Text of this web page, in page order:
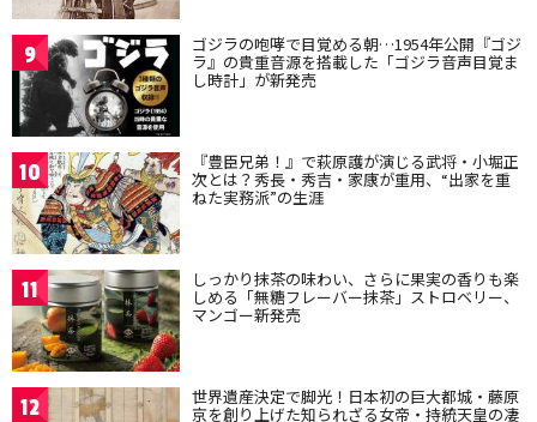
9 ゴジラの咆哮で目覚める朝…1954年公開『ゴジ
ラ』の貴重音源を搭載した「ゴジラ音声目覚ま
し時計」が新発売
10 『豊臣兄弟！』で萩原護が演じる武将・小堀正
次とは？秀長・秀吉・家康が重用、“出家を重
ねた実務派”の生涯
11 しっかり抹茶の味わい、さらに果実の香りも楽
しめる「無糖フレーバー抹茶」ストロベリー、
マンゴー新発売
12 世界遺産決定で脚光！日本初の巨大都城・藤原
京を創り上げた知られざる女帝・持統天皇の凄